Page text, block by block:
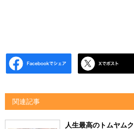
関連記事
人生最高のトムヤム